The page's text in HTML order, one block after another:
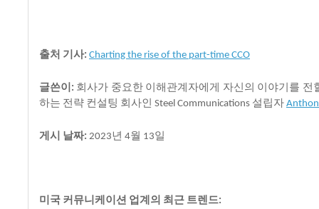
출처 기사: Charting the rise of the part-time CCO
글쓴이 : 회사가 중요한 이해관계자에게 자신의 이야기를 전
하는 전략 컨설팅 회사인 Steel Communications 설립자
게시 날짜: 2023 년 4월 13일
미국 커뮤니케이션 업계의 최근 트렌드: